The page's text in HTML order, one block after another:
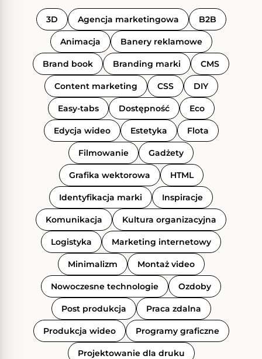
3D Agencja marketingowa B2B
Animacja Banery reklamowe
Brand book Branding marki CMS
Content marketing CSS DIY
Easy-tabs Dostępność Eco
Edycja wideo Estetyka Flota
Filmowanie Gadżety
Grafika wektorowa HTML
Identyfikacja marki Inspiracje
Komunikacja Kultura organizacyjna
Logistyka Marketing internetowy
Minimalizm Montaż video
Nowoczesne technologie Ozdoby
Post produkcja Praca zdalna
Produkcja wideo Programy graficzne
Projektowanie dla druku